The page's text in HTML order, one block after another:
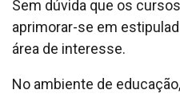
Sem dúvida que os
aprimorar-se em
área de interesse.
No ambiente de